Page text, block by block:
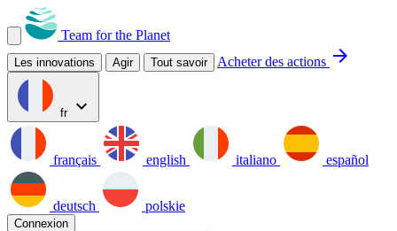
Team for the Planet
Les innovations Agir Tout savoir Acheter des actions arrow_forward
fr expand_more
français english italiano español
deutsch polskie
Connexion